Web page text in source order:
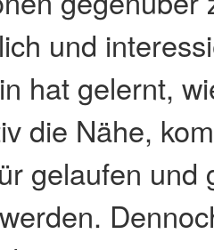
und
hat gelernt,
die Nähe,
gelaufen und